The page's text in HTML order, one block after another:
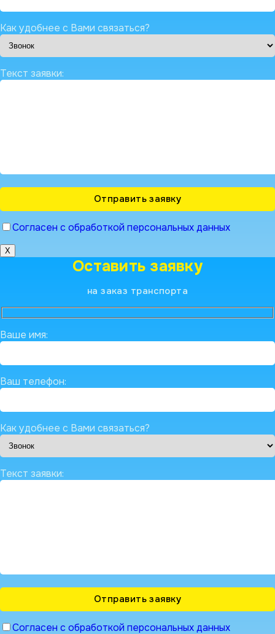
Как удобнее с Вами связаться?
Текст заявки:
Согласен с обработкой персональных данных
X
Оставить заявку
на заказ транспорта
Ваше имя:
Ваш телефон:
Как удобнее с Вами связаться?
Текст заявки:
Согласен с обработкой персональных данных